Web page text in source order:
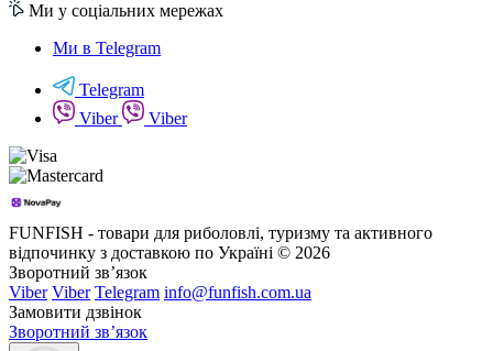
Ми у соціальних мережах
Ми в Telegram
Telegram
Viber
Viber
FUNFISH - товари для риболовлі, туризму та активного
відпочинку з доставкою по Україні © 2026
Зворотний зв’язок
Viber Viber Telegram info@funfish.com.ua
Замовити дзвінок
Зворотний зв’язок